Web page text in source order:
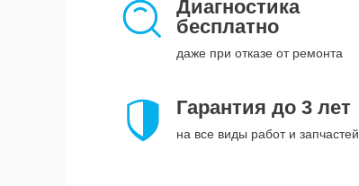
Диагностика
бесплатно
даже при отказе от ремонта
Гарантия до 3 лет
на все виды работ и запчастей